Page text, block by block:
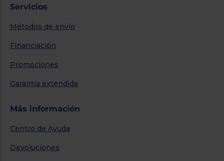
Servicios
Métodos de envío
Financiación
Promociones
Garantía extendida
Más información
Centro de Ayuda
Devoluciones